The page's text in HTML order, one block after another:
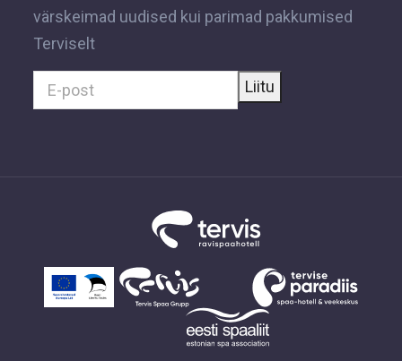
värskeimad uudised kui parimad pakkumised
Terviselt
Liitu